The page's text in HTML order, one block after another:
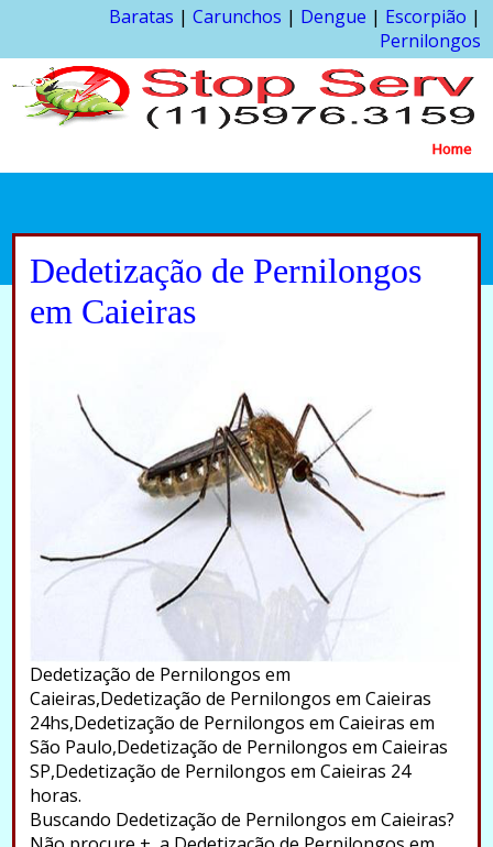
Baratas | Carunchos | Dengue | Escorpião |
Pernilongos
Home
Dedetização de Pernilongos
em Caieiras
Dedetização de Pernilongos em
Caieiras,Dedetização de Pernilongos em Caieiras
24hs,Dedetização de Pernilongos em Caieiras em
São Paulo,Dedetização de Pernilongos em Caieiras
SP,Dedetização de Pernilongos em Caieiras 24
horas.
Buscando Dedetização de Pernilongos em Caieiras?